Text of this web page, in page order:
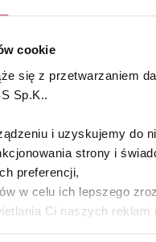
cookie
się z przetwarzaniem
Sp.K..
i uzyskujemy do
strony i
preferencji,
w celu ich lepszego
Ci naszych